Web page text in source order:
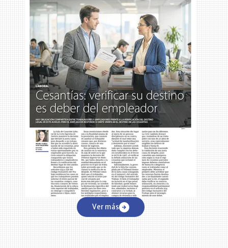
Ver más